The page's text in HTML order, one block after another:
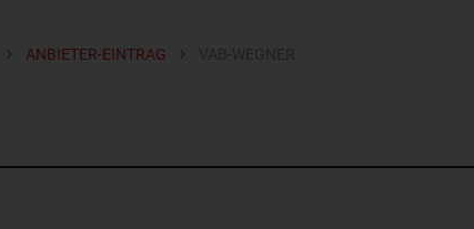
ANBIETER-EINTRAG